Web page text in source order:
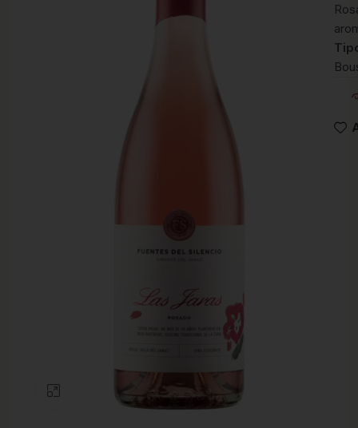
Clic para ampliar